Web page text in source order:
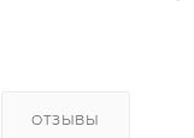
ОТЗЫВЫ